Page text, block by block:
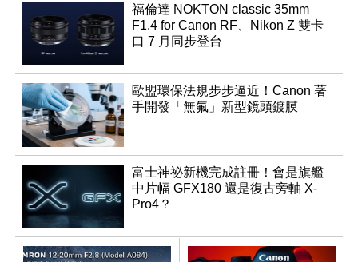
福倫達 NOKTON classic 35mm
F1.4 for Canon RF、Nikon Z 雙卡
口 7 月同步登台
歐盟環保法規步步逼近！Canon 著
手開發「無氟」新型鏡頭鍍膜
富士神祕新機完成註冊！會是旗艦
中片幅 GFX180 還是復古旁軸 X-
Pro4？